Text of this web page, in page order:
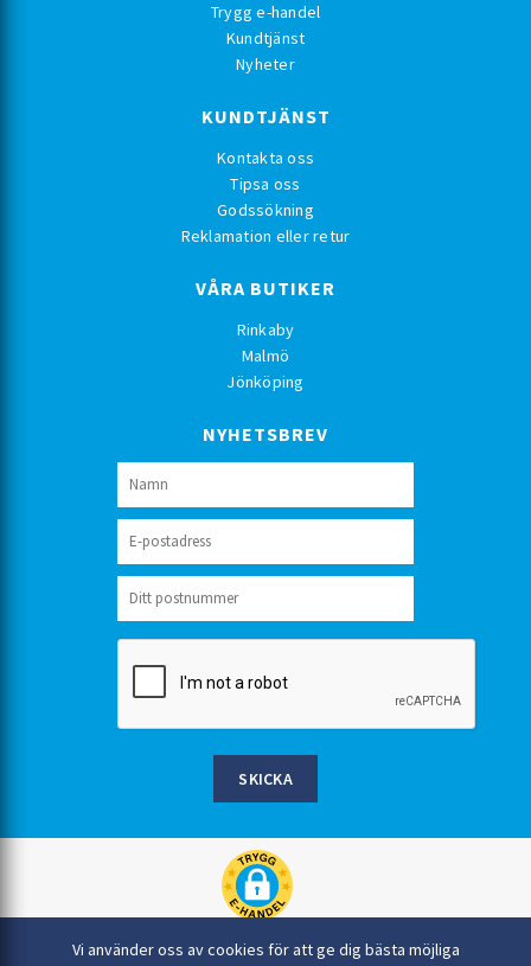
Vi använder oss av cookies för att ge dig bästa möjliga
Trygg e-handel
Kundtjänst
Nyheter
KUNDTJÄNST
Kontakta oss
Tipsa oss
Godssökning
Reklamation eller retur
VÅRA BUTIKER
Rinkaby
Malmö
Jönköping
NYHETSBREV
SKICKA
Rinkaby Rör AB, Box 54, 296 21 Åhus